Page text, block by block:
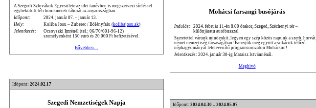
A Szegedi Szlovákok Egyesülete az idei tanévben is megszervezi síeléssel
egybekötött téli honismereti táborát az anyaországban.
Időpont:
2024. január 07. – január 13.
Hely:
Koliba Josu – Zuberec / Bölényfalu (kolibajosu.sk)
Jelentkezés:
Ocsovszki Imrénél (tel.: 06/70/601-96-12)
személyenként 150 euró és 20 000 Ft befizetésével.
Bővebben…
Mohácsi farsangi busójárás
Indulás: 2024. február 11-én 8.00 órakor, Szeged, Széchenyi tér –
különjáratú autóbusszal
Szeretettel várunk mindenkit, legyen egy szép közös napunk a szerb, horvát,
német nemzetiség társaságában! Ismerjük meg együtt a sokácok télűző
néphagyományát felelevenítő programsorozaton Mohácson!
Jelentkezés: 2024. január 30-ig Mataisz Istvánnénál.
Meghívó
Időpont: 2024.02.17
Szegedi Nemzetiségek Napja Időpont: 2024.04.30 – 2024.05.07